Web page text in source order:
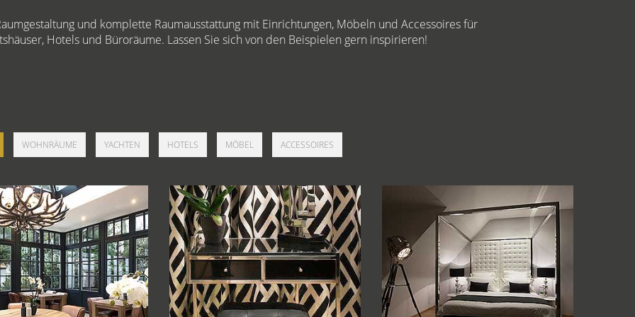
und komplette Raumausstattung mit Einrichtungen, Möbeln und Accessoires für
Hotels und Büroräume. Lassen Sie sich von den Beispielen gern inspirieren!
WOHNRÄUME YACHTEN HOTELS MÖBEL ACCESSOIRES
Raumausstattung 02 Hotel-Raumausstattung 05 Hotel-Raumausstattung 06